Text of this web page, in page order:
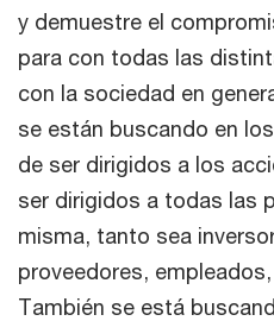
y demuestre el
para con todas las
con la sociedad en
se están buscando en
de ser dirigidos a los
ser dirigidos a todas las
misma, tanto sea
proveedores,
También se está